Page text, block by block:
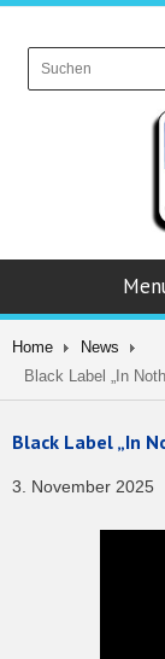
Home
News
Black Label „In
Black Label „In
3. November